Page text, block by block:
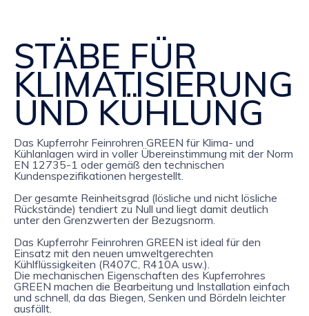
STÄBE FÜR
KLIMATISIERUNG
UND KÜHLUNG
Das Kupferrohr Feinrohren GREEN für Klima- und
Kühlanlagen wird in voller Übereinstimmung mit der Norm
EN 12735-1 oder gemäß den technischen
Kundenspezifikationen hergestellt.
Der gesamte Reinheitsgrad (lösliche und nicht lösliche
Rückstände) tendiert zu Null und liegt damit deutlich
unter den Grenzwerten der Bezugsnorm.
Das Kupferrohr Feinrohren GREEN ist ideal für den
Einsatz mit den neuen umweltgerechten
Kühlflüssigkeiten (R407C, R410A usw.).
Die mechanischen Eigenschaften des Kupferrohres
GREEN machen die Bearbeitung und Installation einfach
und schnell, da das Biegen, Senken und Bördeln leichter
ausfällt.